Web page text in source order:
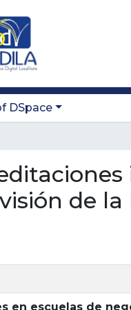
DSpace
de
en escuelas de